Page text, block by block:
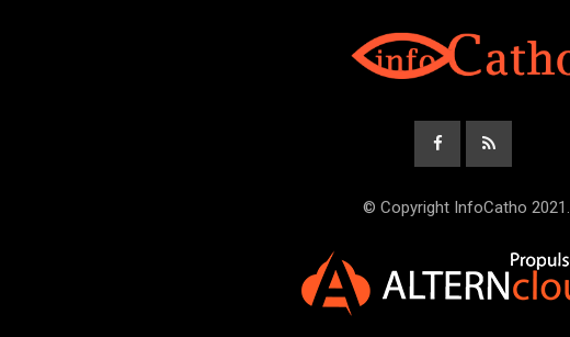
© Copyright InfoCatho 2021.